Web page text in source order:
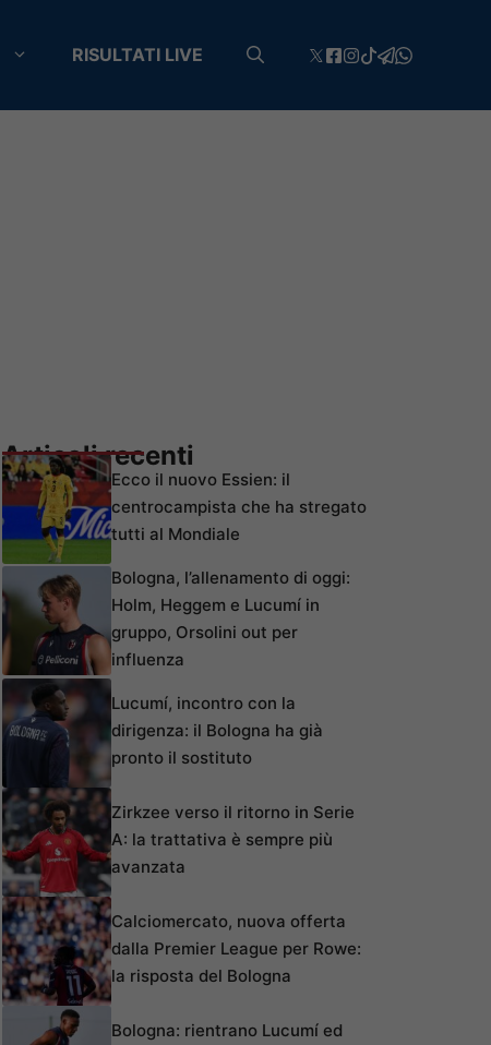
RISULTATI LIVE
Articoli recenti
Ecco il nuovo Essien: il
centrocampista che ha stregato
tutti al Mondiale
Bologna, l’allenamento di oggi:
Holm, Heggem e Lucumí in
gruppo, Orsolini out per
influenza
Lucumí, incontro con la
dirigenza: il Bologna ha già
pronto il sostituto
Zirkzee verso il ritorno in Serie
A: la trattativa è sempre più
avanzata
Calciomercato, nuova offerta
dalla Premier League per Rowe:
la risposta del Bologna
Bologna: rientrano Lucumí ed